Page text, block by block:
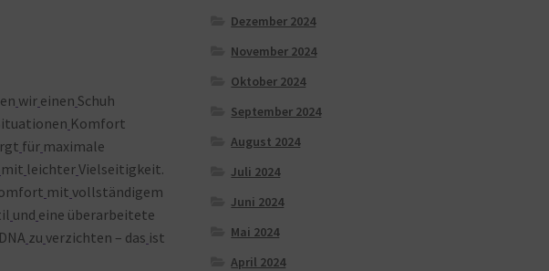
wir einen Schuh
Komfort
für maximale
mit leichterVielseitigkeit.
mit vollständigem
und eine überarbeitete
DNA zu verzichten – das ist
Dezember 2024
November 2024
Oktober 2024
September 2024
August 2024
Juli 2024
Juni 2024
Mai 2024
April 2024